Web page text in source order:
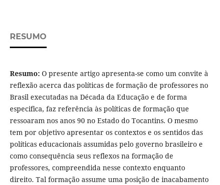
RESUMO
Resumo: O presente artigo apresenta-se como um convite à
reflexão acerca das políticas de formação de professores no
Brasil executadas na Década da Educação e de forma
especifica, faz referência às políticas de formação que
ressoaram nos anos 90 no Estado do Tocantins. O mesmo
tem por objetivo apresentar os contextos e os sentidos das
políticas educacionais assumidas pelo governo brasileiro e
como consequência seus reflexos na formação de
professores, compreendida nesse contexto enquanto
direito. Tal formação assume uma posição de inacabamento